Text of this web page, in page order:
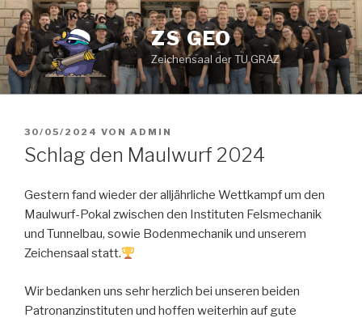
Zum
Inhalt
springen
ZS GEO
Zeichensaal der TU GRAZ
VERÖFFENTLICHT
AM
30/05/2024 VON ADMIN
Schlag den Maulwurf 2024
Gestern fand wieder der alljährliche Wettkampf um den
Maulwurf-Pokal zwischen den Instituten Felsmechanik
und Tunnelbau, sowie Bodenmechanik und unserem
Zeichensaal statt.
Wir bedanken uns sehr herzlich bei unseren beiden
Patronanzinstituten und hoffen weiterhin auf gute